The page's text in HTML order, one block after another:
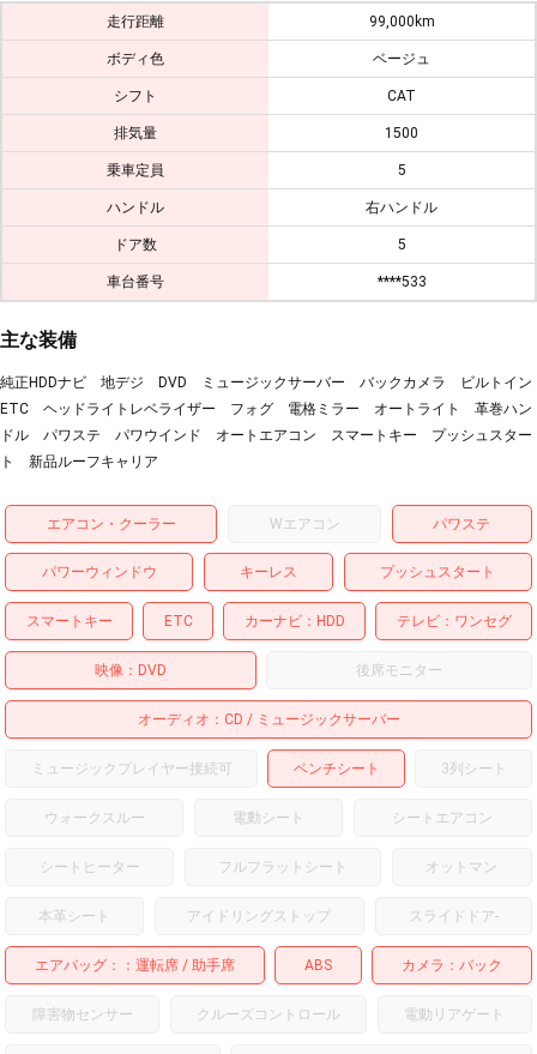
走行距離 99,000km
ボディ色 ベージュ
シフト CAT
排気量 1500
乗車定員 5
ハンドル 右ハンドル
ドア数 5
車台番号 ****533
主な装備
純正HDDナビ 地デジ DVD ミュージックサーバー バックカメラ ビルトイン
ETC ヘッドライトレベライザー フォグ 電格ミラー オートライト 革巻ハン
ドル パワステ パワウインド オートエアコン スマートキー プッシュスター
ト 新品ルーフキャリア
エアコン・クーラー Wエアコン パワステ
パワーウィンドウ キーレス プッシュスタート
スマートキー ETC カーナビ HDD テレビ ワンセグ
映像 DVD 後席モニター
オーディオ CD ミュージックサーバー
ミュージックプレイヤー接続可 ベンチシート 3列シート
ウォークスルー 電動シート シートエアコン
シートヒーター フルフラットシート オットマン
本革シート アイドリングストップ スライドドア-
エアバッグ： 運転席 助手席 ABS カメラ バック
障害物センサー クルーズコントロール 電動リアゲート